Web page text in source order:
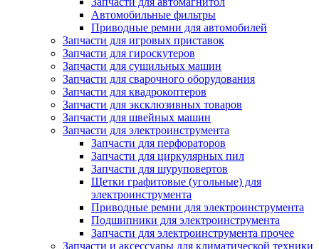
Автомобильные фильтры
Приводные ремни для автомобилей
Запчасти для игровых приставок
Запчасти для гироскутеров
Запчасти для сушильных машин
Запчасти для сварочного оборудования
Запчасти для квадрокоптеров
Запчасти для эксклюзивных товаров
Запчасти для швейных машин
Запчасти для электроинструмента
Запчасти для перфораторов
Запчасти для циркулярных пил
Запчасти для шуруповертов
Щетки графитовые (угольные) для
электроинструмента
Приводные ремни для электроинструмента
Подшипники для электроинструмента
Запчасти для электроинструмента прочее
Запчасти и аксессуары для климатической техники